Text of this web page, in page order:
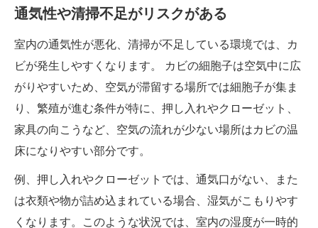
通気性や清掃不足がリスクがある
室内の通気性が悪化、清掃が不足している環境では、カ
ビが発生しやすくなります。 カビの細胞子は空気中に広
がりやすいため、空気が滞留する場所では細胞子が集ま
り、繁殖が進む条件が特に、押し入れやクローゼット、
家具の向こうなど、空気の流れが少ない場所はカビの温
床になりやすい部分です。
例、押し入れやクローゼットでは、通気口がない、また
は衣類や物が詰め込まれている場合、湿気がこもりやす
くなります。このような状況では、室内の湿度が一時的